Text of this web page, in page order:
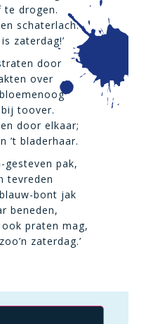
te drogen.
schaterlach:
zaterdag!’
door
over
toover.
door elkaar;
’t bladerhaar.
gesteven pak,
tevreden
bont jak
beneden,
praten mag,
zaterdag.’